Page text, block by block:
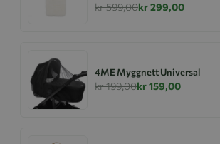
kr 599,00kr 299,00
4ME Myggnett Universal
kr 199,00kr 159,00